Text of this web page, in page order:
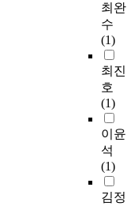
최완
수
(1)
최진
호
(1)
이윤
석
(1)
김정